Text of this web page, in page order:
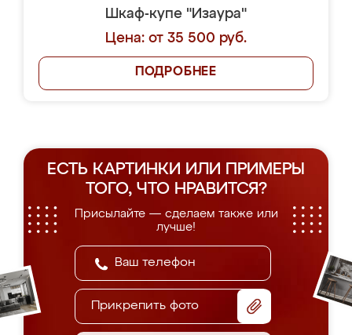
Шкаф-купе "Изаура"
Цена: от 35 500 руб.
ПОДРОБНЕЕ
ЕСТЬ КАРТИНКИ ИЛИ ПРИМЕРЫ
ТОГО, ЧТО НРАВИТСЯ?
Присылайте — сделаем также или
лучше!
Прикрепить фото